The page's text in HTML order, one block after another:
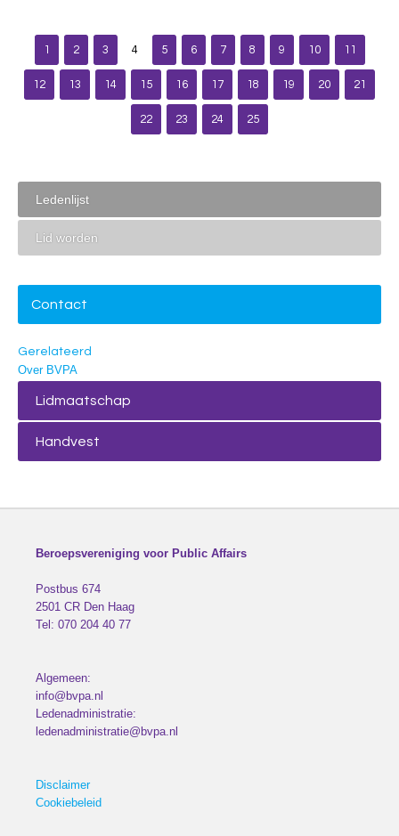
1 2 3 4 5 6 7 8 9 10 11
12 13 14 15 16 17 18 19 20 21
22 23 24 25
Ledenlijst
Lid worden
Contact
Gerelateerd
Over BVPA
Lidmaatschap
Handvest
Beroepsvereniging voor Public Affairs
Postbus 674
2501 CR Den Haag
Tel: 070 204 40 77
Algemeen:
info@bvpa.nl
Ledenadministratie:
ledenadministratie@bvpa.nl
Disclaimer
Cookiebeleid